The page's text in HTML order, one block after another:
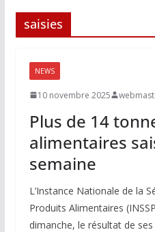
saisies
NEWS
10 novembre 2025
Plus de 14
alimentaires
semaine
L’Instance Nationale de la
Produits Alimentaires
dimanche, le résultat de